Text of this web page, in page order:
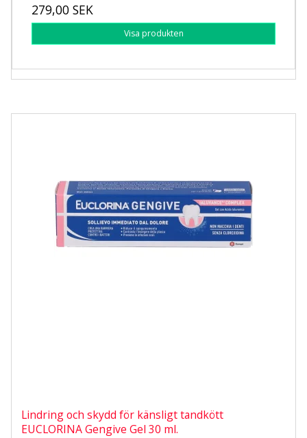
279,00 SEK
Visa produkten
Lindring och skydd för känsligt tandkött
EUCLORINA Gengive Gel 30 ml.